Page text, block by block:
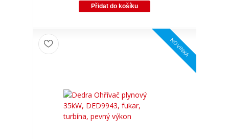
Přidat do košíku
NOVINKA